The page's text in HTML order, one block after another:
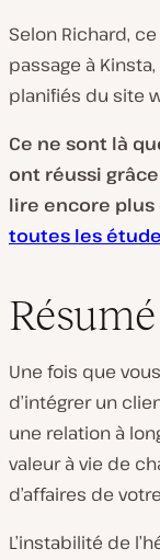
Selon Richard,
passage à
planifiés du site
Ce ne sont là
ont réussi
lire encore plus
toutes les
Résumé
Une fois que
d’intégrer un
une relation à
valeur à vie de
d’affaires de
L’instabilité de